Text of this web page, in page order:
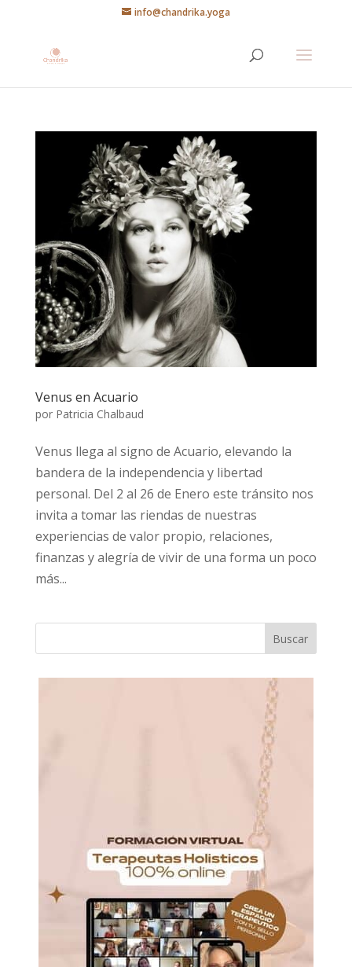
info@chandrika.yoga
Venus en Acuario
por Patricia Chalbaud
Venus llega al signo de Acuario, elevando la
bandera de la independencia y libertad
personal. Del 2 al 26 de Enero este tránsito nos
invita a tomar las riendas de nuestras
experiencias de valor propio, relaciones,
finanzas y alegría de vivir de una forma un poco
más...